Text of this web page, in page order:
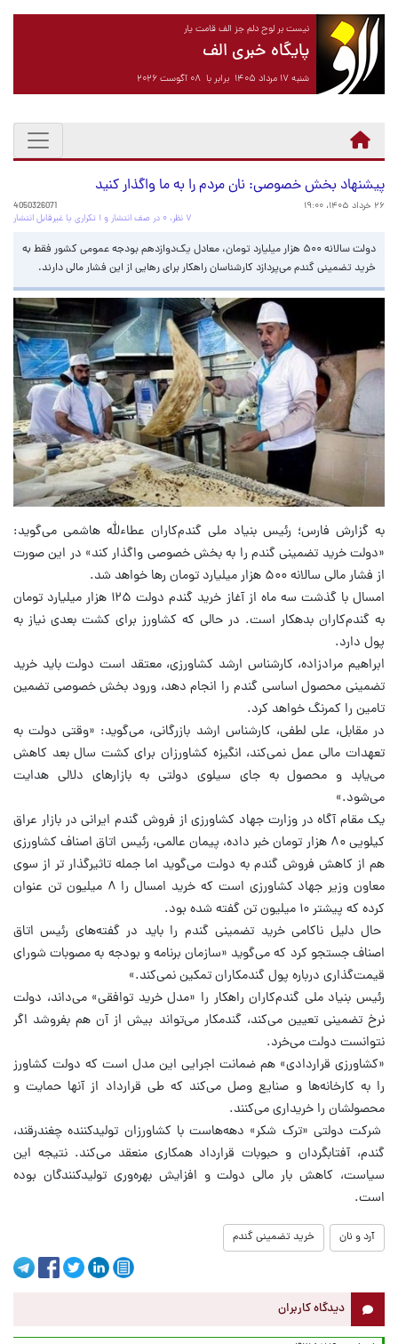
نیست بر لوح دلم جز الف قامت یار
پایگاه خبری الف
شنبه ۱۷ مرداد ۱۴۰۵ برابر با ۰۸ آگوست ۲۰۲۶
پیشنهاد بخش خصوصی: نان مردم را به ما واگذار کنید
۲۶ خرداد ۱۴۰۵، ۱۹:۰۰
4050326071
۷ نظر، ۰ در صف انتشار و ۱ تکراری یا غیرقابل انتشار
دولت سالانه ۵۰۰ هزار میلیارد تومان، معادل یک‌دوازدهم بودجه عمومی کشور فقط به
خرید تضمینی گندم می‌پردازد کارشناسان راهکار برای رهایی از این فشار مالی دارند.
به گزارش فارس؛ رئیس بنیاد ملی گندم‌کاران عطاءلله هاشمی می‌گوید:
«دولت خرید تضمینی گندم را به بخش خصوصی واگذار کند» در این صورت
از فشار مالی سالانه ۵۰۰ هزار میلیارد تومان رها خواهد شد.
امسال با گذشت سه ماه از آغاز خرید گندم دولت ۱۲۵ هزار میلیارد تومان
به گندم‌کاران بدهکار است. در حالی که کشاورز برای کشت بعدی نیاز به
پول دارد.
ابراهیم مرادزاده، کارشناس ارشد کشاورزی، معتقد است دولت باید خرید
تضمینی محصول اساسی گندم را انجام دهد، ورود بخش خصوصی تضمین
تامین را کمرنگ خواهد کرد.
در مقابل، علی لطفی، کارشناس ارشد بازرگانی، می‌گوید: «وقتی دولت به
تعهدات مالی عمل نمی‌کند، انگیزه کشاورزان برای کشت سال بعد کاهش
می‌یابد و محصول به جای سیلوی دولتی به بازارهای دلالی هدایت
می‌شود.»
یک مقام آگاه در وزارت جهاد کشاورزی از فروش گندم ایرانی در بازار عراق
کیلویی ۸۰ هزار تومان خبر داده، پیمان عالمی، رئیس اتاق اصناف کشاورزی
هم از کاهش فروش گندم به دولت می‌گوید اما جمله تاثیرگذار تر از سوی
معاون وزیر جهاد کشاورزی است که خرید امسال را ۸ میلیون تن عنوان
کرده که پیشتر ۱۰ میلیون تن گفته شده بود.
حال دلیل ناکامی خرید تضمینی گندم را باید در گفته‌های رئیس اتاق
اصناف جستجو کرد که می‌گوید «سازمان برنامه و بودجه به مصوبات شورای
قیمت‌گذاری درباره پول گندمکاران تمکین نمی‌کند.»
رئیس بنیاد ملی گندم‌کاران راهکار را «مدل خرید توافقی» می‌داند، دولت
نرخ تضمینی تعیین می‌کند، گندمکار می‌تواند بیش از آن هم بفروشد اگر
نتوانست دولت می‌خرد.
«کشاورزی قراردادی» هم ضمانت اجرایی این مدل است که دولت کشاورز
را به کارخانه‌ها و صنایع وصل می‌کند که طی قرارداد از آنها حمایت و
محصولشان را خریداری می‌کنند.
شرکت دولتی «ترک‌ شکر» دهه‌هاست با کشاورزان تولیدکننده چغندرقند،
گندم، آفتابگردان و حبوبات قرارداد همکاری منعقد می‌کند. نتیجه این
سیاست، کاهش بار مالی دولت و افزایش بهره‌وری تولیدکنندگان بوده
است.
آرد و نان خرید تضمینی گندم
دیدگاه کاربران